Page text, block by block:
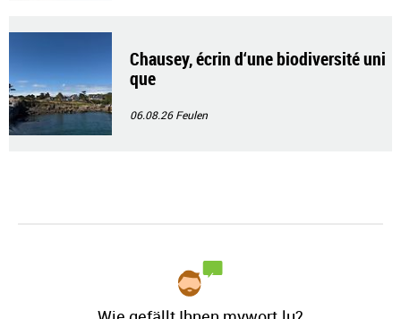
Chausey, écrin d‘une biodiversité uni
que
06.08.26Feulen